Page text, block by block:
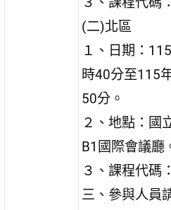
(二)北區
１、日期：
時40分至115
50分。
２、地點：國
B1國際會議廳
３、課程代碼
三、參與人員